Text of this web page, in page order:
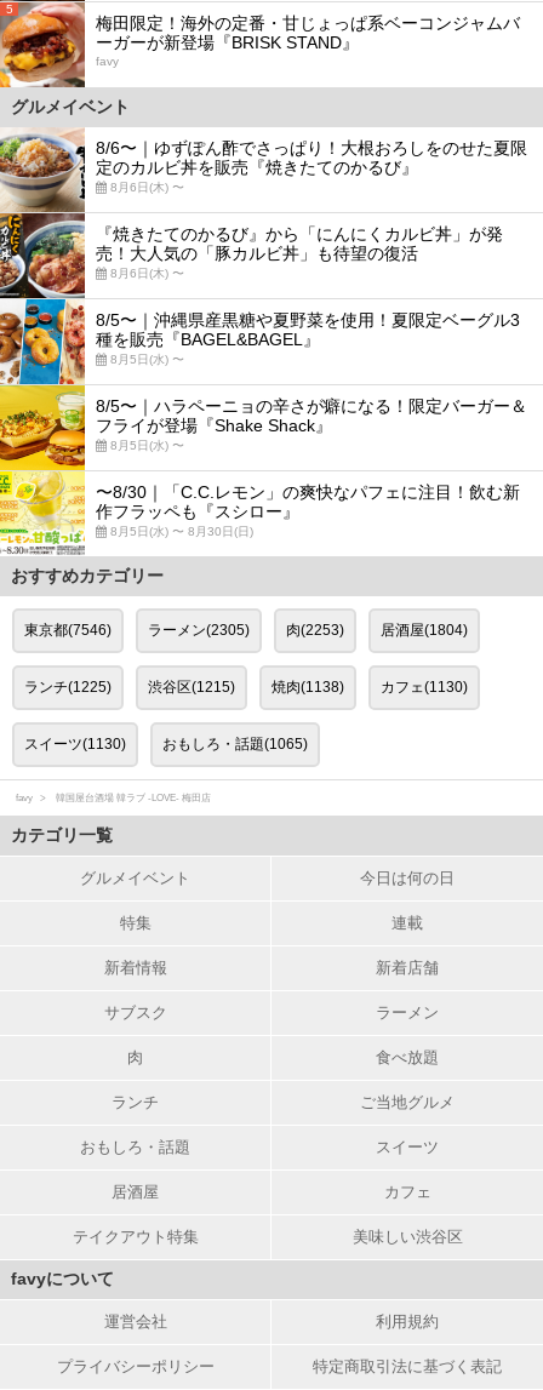
5
梅田限定！海外の定番・甘じょっぱ系ベーコンジャムバ
ーガーが新登場『BRISK STAND』
favy
グルメイベント
8/6〜｜ゆずぽん酢でさっぱり！大根おろしをのせた夏限
定のカルビ丼を販売『焼きたてのかるび』
8月6日(木) 〜
『焼きたてのかるび』から「にんにくカルビ丼」が発
売！大人気の「豚カルビ丼」も待望の復活
8月6日(木) 〜
8/5〜｜沖縄県産黒糖や夏野菜を使用！夏限定ベーグル3
種を販売『BAGEL&BAGEL』
8月5日(水) 〜
8/5〜｜ハラペーニョの辛さが癖になる！限定バーガー＆
フライが登場『Shake Shack』
8月5日(水) 〜
〜8/30｜「C.C.レモン」の爽快なパフェに注目！飲む新
作フラッペも『スシロー』
8月5日(水) 〜 8月30日(日)
おすすめカテゴリー
東京都(7546) ラーメン(2305) 肉(2253) 居酒屋(1804)
ランチ(1225) 渋谷区(1215) 焼肉(1138) カフェ(1130)
スイーツ(1130) おもしろ・話題(1065)
favy 韓国屋台酒場 韓ラブ ‐LOVE‐ 梅田店
カテゴリ一覧
グルメイベント 今日は何の日
特集 連載
新着情報 新着店舗
サブスク ラーメン
肉 食べ放題
ランチ ご当地グルメ
おもしろ・話題 スイーツ
居酒屋 カフェ
テイクアウト特集 美味しい渋谷区
favyについて
運営会社 利用規約
プライバシーポリシー 特定商取引法に基づく表記